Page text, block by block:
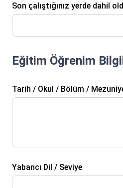
Son çalıştığınız yerde dahil
Eğitim Öğrenim
Tarih / Okul / Bölüm /
Yabancı Dil / Seviye